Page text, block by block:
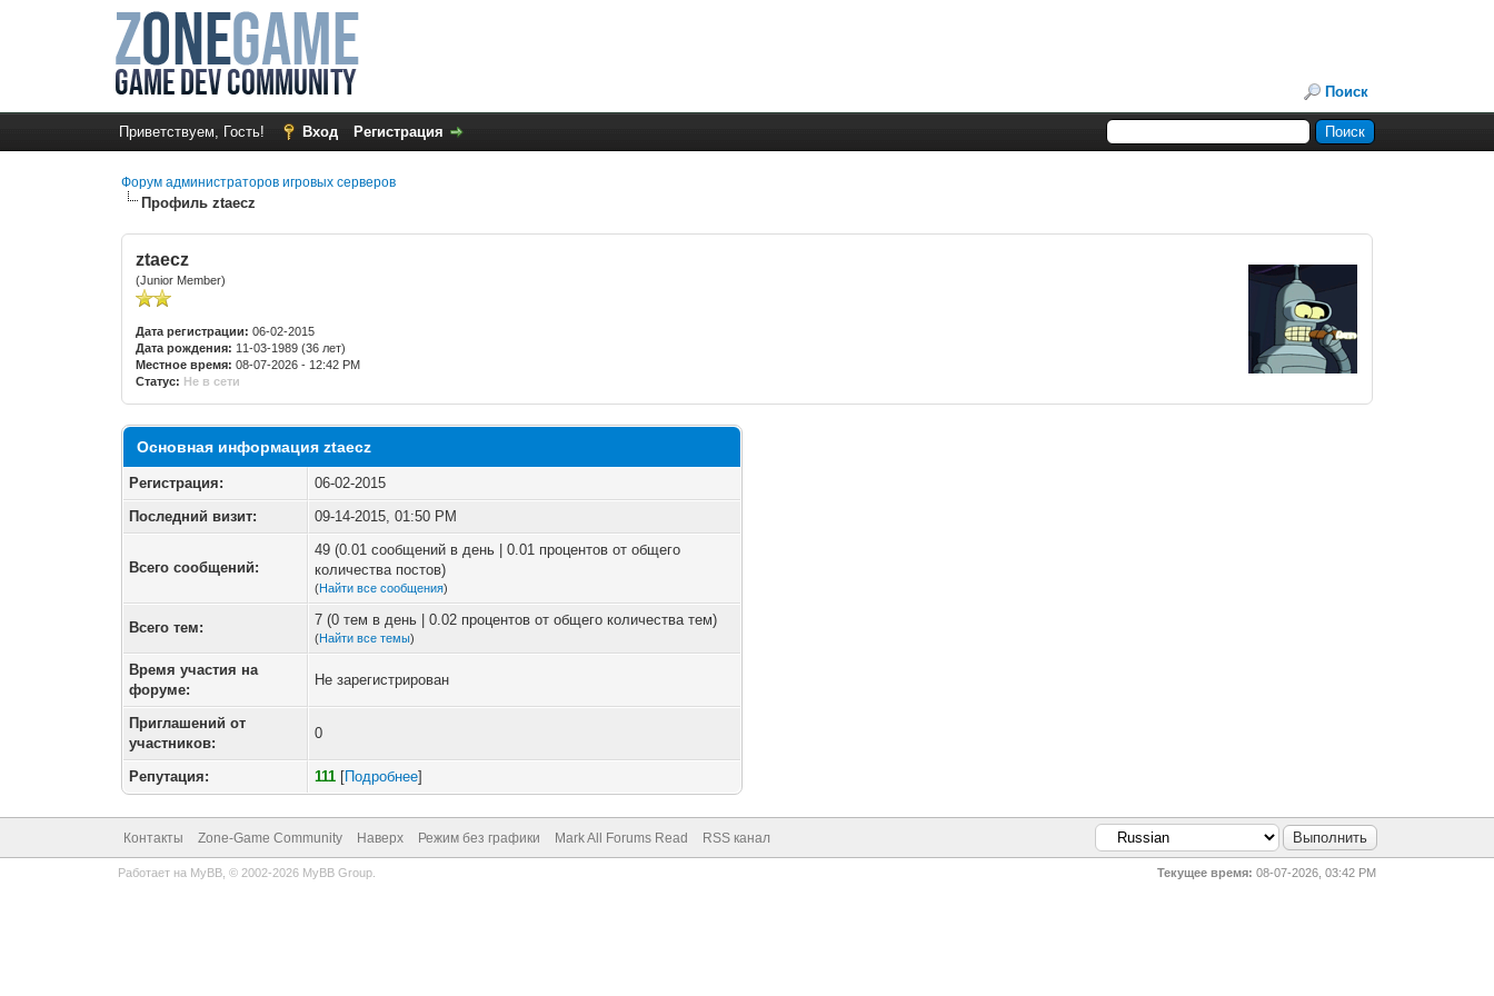
Поиск
Приветствуем, Гость! Вход Регистрация
Форум администраторов игровых серверов
Профиль ztaecz
ztaecz
(Junior Member)
Дата регистрации: 06-02-2015
Дата рождения: 11-03-1989 (36 лет)
Местное время: 08-07-2026 - 12:42 PM
Статус: Не в сети
Основная информация ztaecz
Регистрация:
06-02-2015
Последний визит:
09-14-2015, 01:50 PM
Всего сообщений:
49 (0.01 сообщений в день | 0.01 процентов от общего
количества постов)
(Найти все сообщения)
Всего тем: 7 (0 тем в день | 0.02 процентов от общего количества тем)
(Найти все темы)
Время участия на
форуме:
Не зарегистрирован
Приглашений от
участников:
0
Репутация: 111 [Подробнее]
Контакты Zone-Game Community Наверх Режим без графики Mark All Forums Read RSS канал
Текущее время: 08-07-2026, 03:42 PM
Работает на MyBB, © 2002-2026 MyBB Group.